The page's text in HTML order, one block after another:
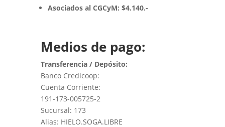
Asociados al CGCyM: $4.140.-
Medios de pago:
Transferencia / Depósito:
Banco Credicoop:
Cuenta Corriente:
191-173-005725-2
Sucursal: 173
Alias: HIELO.SOGA.LIBRE